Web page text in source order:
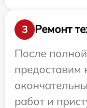
3
Ремонт
После
предоставим
работ и